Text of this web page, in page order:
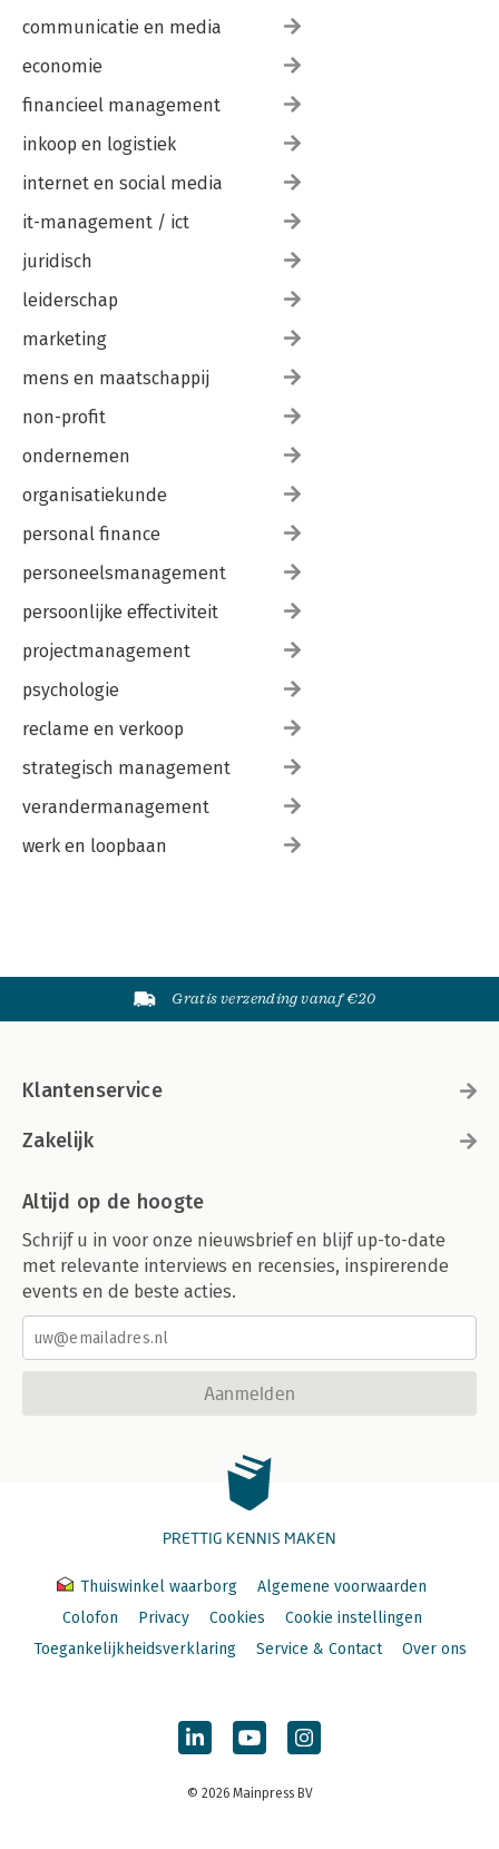
communicatie en media
economie
financieel management
inkoop en logistiek
internet en social media
it-management / ict
juridisch
leiderschap
marketing
mens en maatschappij
non-profit
ondernemen
organisatiekunde
personal finance
personeelsmanagement
persoonlijke effectiviteit
projectmanagement
psychologie
reclame en verkoop
strategisch management
verandermanagement
werk en loopbaan
Gratis verzending vanaf €20
Klantenservice
Zakelijk
Altijd op de hoogte
Schrijf u in voor onze nieuwsbrief en blijf up-to-date
met relevante interviews en recensies, inspirerende
events en de beste acties.
Aanmelden
PRETTIG KENNIS MAKEN
Thuiswinkel waarborg
Algemene voorwaarden
Colofon
Privacy Cookies
Cookie instellingen
Toegankelijkheidsverklaring
Service & Contact Over ons
© 2026 Mainpress BV